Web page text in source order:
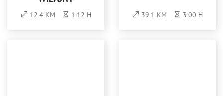
12.4 KM 1:12 H 39.1 KM 3:00 H